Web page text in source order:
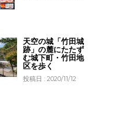
天空の城「竹田城
跡」の麓にたたず
む城下町・竹田地
区を歩く
投稿日 : 2020/11/12